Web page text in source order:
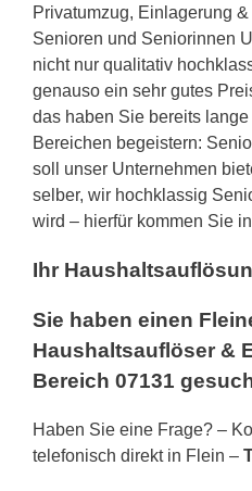
Privatumzug, Einlagerung
Senioren und Seniorinnen
nicht nur qualitativ
genauso ein sehr gutes
das haben Sie bereits
Bereichen begeistern:
soll unser Unternehmen
selber, wir hochklassig
wird – hierfür kommen Sie
Ihr
Sie haben einen
Haushaltsauflöser &
Bereich 07131
Haben Sie eine Frage? –
telefonisch direkt in Flein –